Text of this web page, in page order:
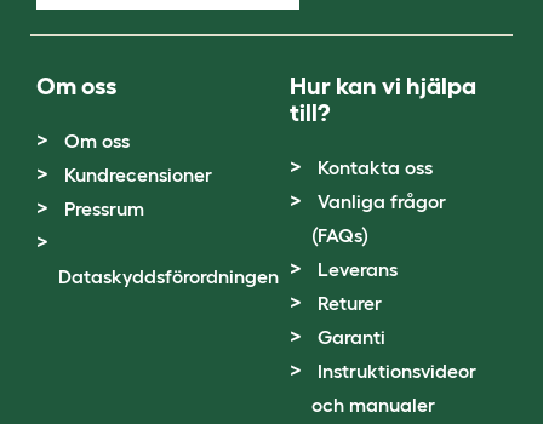
Om oss
Om oss
Kundrecensioner
Pressrum
Dataskyddsförordningen
Hur kan vi hjälpa
till?
Kontakta oss
Vanliga frågor
(FAQs)
Leverans
Returer
Garanti
Instruktionsvideor
och manualer